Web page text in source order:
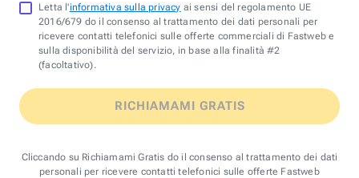
Letta l'informativa sulla privacy ai sensi del regolamento UE
2016/679 do il consenso al trattamento dei dati personali per
ricevere contatti telefonici sulle offerte commerciali di Fastweb e
sulla disponibilità del servizio, in base alla finalità #2
(facoltativo).
RICHIAMAMI GRATIS
Cliccando su Richiamami Gratis do il consenso al trattamento dei dati
personali per ricevere contatti telefonici sulle offerte Fastweb